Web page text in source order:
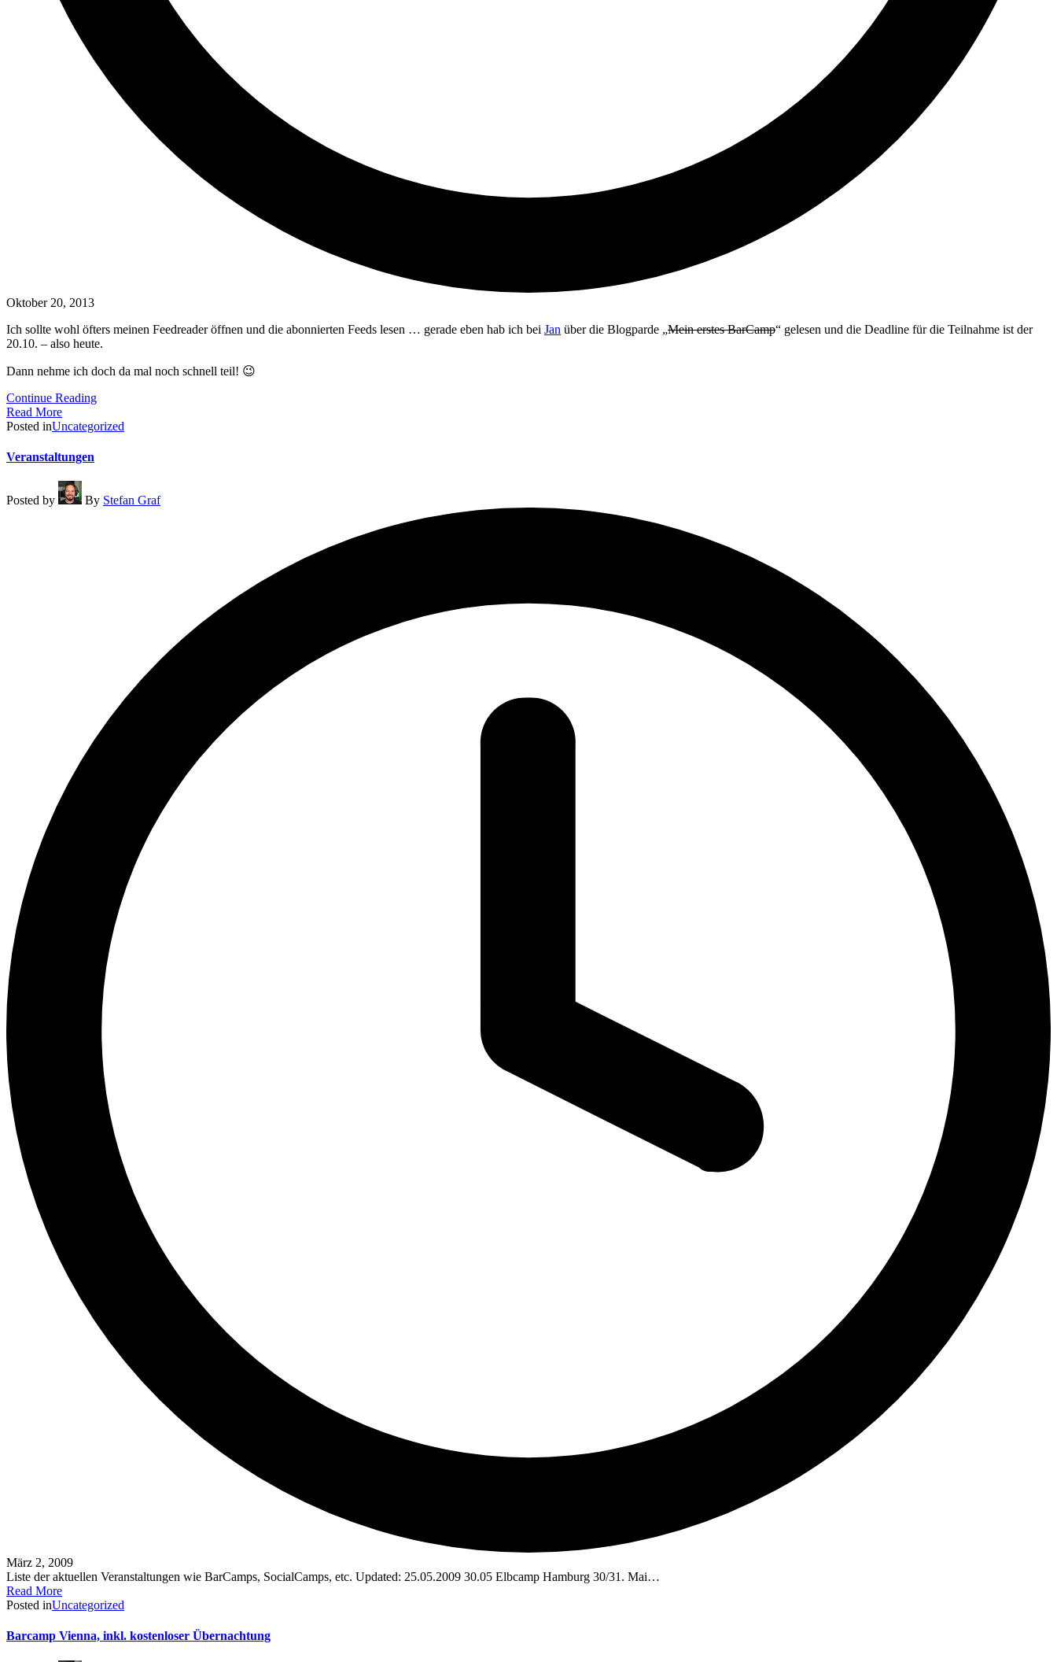
Oktober 20, 2013
Ich sollte wohl öfters meinen Feedreader öffnen und die abonnierten Feeds lesen … gerade eben hab ich bei Jan über die Blogparde „Mein erstes BarCamp“ gelesen und die Deadline für die Teilnahme ist der
20.10. – also heute.
Dann nehme ich doch da mal noch schnell teil! 😉
Continue Reading
Read More
Posted inUncategorized
Veranstaltungen
Posted by By Stefan Graf
März 2, 2009
Liste der aktuellen Veranstaltungen wie BarCamps, SocialCamps, etc. Updated: 25.05.2009 30.05 Elbcamp Hamburg 30/31. Mai…
Read More
Posted inUncategorized
Barcamp Vienna, inkl. kostenloser Übernachtung